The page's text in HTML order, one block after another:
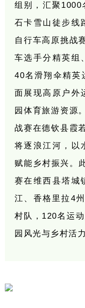
组别，汇聚1000
石卡雪山徒步线
自行车高原挑战
车选手分精英组
40名滑翔伞精英
面展现高原户外
园体育旅游资源
战赛在德钦县霞
将逐浪江河，以
赋能乡村振兴。
赛在维西县塔城
江、香格里拉4
村队，120名运
园风光与乡村活力